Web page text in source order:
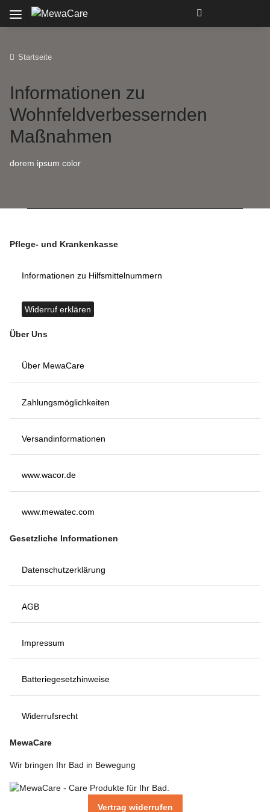
Startseite
Informationen zu
Wohnfeldverbessernden
Maßnahmen
dorem ipsum color
Pflege- und Krankenkasse
Informationen zu Hilfsmittelnummern
Widerruf erklären
Über Uns
Über MewaCare
Zahlungsmöglichkeiten
Versandinformationen
www.wacor.de
www.mewatec.com
Gesetzliche Informationen
Datenschutzerklärung
AGB
Impressum
Batteriegesetzhinweise
Widerrufsrecht
MewaCare
Wir bringen Ihr Bad in Bewegung
Vertrag widerrufen